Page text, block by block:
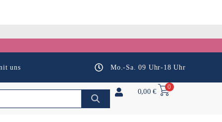
uns Mo.-Sa. 09 Uhr-18 Uhr
0,00€
0